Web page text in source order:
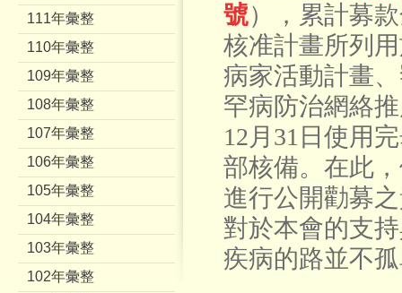
號），累計募
核准計畫所列
病家活動計畫
罕病防治網絡
12月31日使用
部核備。 在此
進行公開勸募
對於本會的支
疾病的路並不
111年彙整
110年彙整
109年彙整
108年彙整
107年彙整
106年彙整
105年彙整
104年彙整
103年彙整
102年彙整